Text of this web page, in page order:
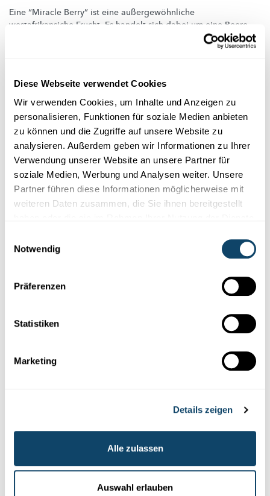
Diese Webseite verwendet Cookies
Wir verwenden Cookies, um Inhalte und Anzeigen zu
personalisieren, Funktionen für soziale Medien anbieten
zu können und die Zugriffe auf unsere Website zu
analysieren. Außerdem geben wir Informationen zu Ihrer
Verwendung unserer Website an unsere Partner für
soziale Medien, Werbung und Analysen weiter. Unsere
Partner führen diese Informationen möglicherweise mit
weiteren Daten zusammen, die Sie ihnen bereitgestellt
Notwendig
Präferenzen
Statistiken
Marketing
Details zeigen
Alle zulassen
Auswahl erlauben
Eine “Miracle Berry” ist eine außergewöhnliche
westafrikansiche Frucht. Es handelt sich dabei um eine Beere,
Geschmackswahrnehmung
Insight into the Science Festival 2013